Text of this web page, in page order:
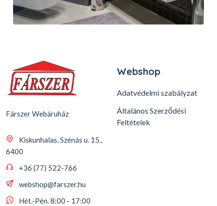
Fárszer Webáruház
Kiskunhalas, Szénás u. 15.,
6400
+36 (77) 522-766
webshop@farszer.hu
Hét.-Pén. 8:00 - 17:00
Webshop
Adatvédelmi szabályzat
Általános Szerződési
Feltételek